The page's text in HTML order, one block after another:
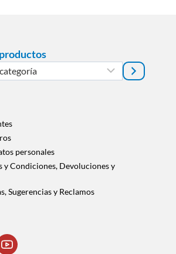
personales
y Condiciones, Devoluciones y
Sugerencias y Reclamos